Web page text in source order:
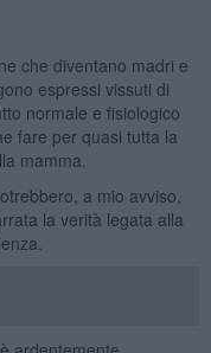
che diventano madri e
espressi vissuti di
normale e fisiologico
fare per quasi tutta la
mamma.
a mio avviso,
la verità legata alla